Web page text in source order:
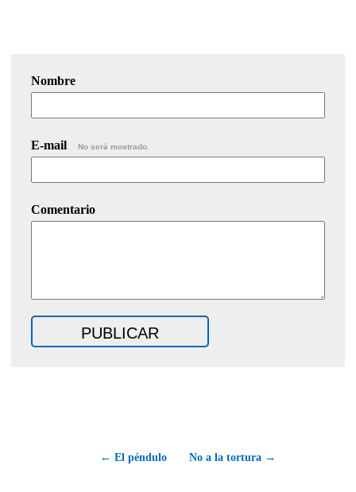
Nombre
E-mail No será mostrado.
Comentario
← El péndulo No a la tortura →